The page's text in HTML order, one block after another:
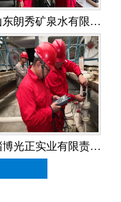
山东朗秀矿泉水有限公司——水平衡测试
淄博光正实业有限责任公司——水平衡测试